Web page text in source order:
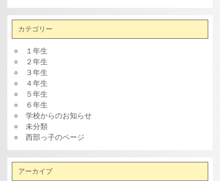
カテゴリー
１年生
２年生
３年生
４年生
５年生
６年生
学校からのお知らせ
未分類
西部っ子のページ
アーカイブ